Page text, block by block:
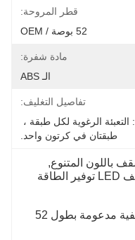
قطر المروحة:
52 بوصة / OEM
مادة شفرة:
الـ ABS
تفاصيل التغليف:
مجموعة واحدة في الكرتون الرئيسي: التعبئة الرغوية لكل طبقة ،
طبقتان في كرتون واحد.
باللون المتنوع,
مروحة سقف LED توفير الطاقة
مروحة سقفية مدعومة بطول 52